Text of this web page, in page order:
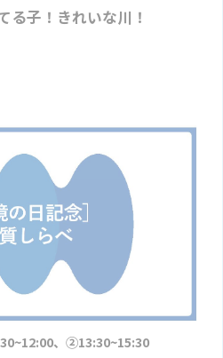
る子！きれいな川！
、②13:30~15:30